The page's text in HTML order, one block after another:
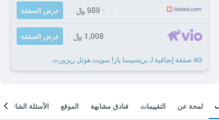
989 ﷼ عرض الصفقة
1,008 ﷼ عرض الصفقة
40 صفقة إضافية لـ برينسيسا يازا سويت هوتل ريزورت
لمحة عن التقييمات فنادق مشابهة الموقع الأسئلة الشائعة